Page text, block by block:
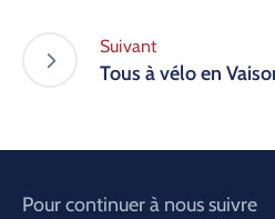
Suivant
Tous à vélo en
Pour continuer à nous suivre